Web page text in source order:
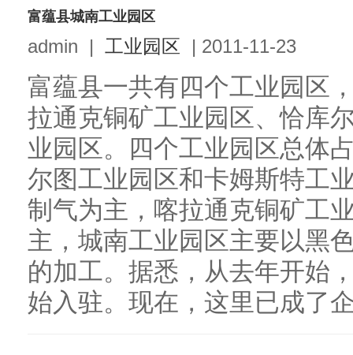
富蕴县城南工业园区
admin | 工业园区 | 2011-11-23
富蕴县一共有四个工业园区
拉通克铜矿工业园区、恰库
业园区。四个工业园区总体
尔图工业园区和卡姆斯特工
制气为主，喀拉通克铜矿工
主，城南工业园区主要以黑
的加工。据悉，从去年开始
始入驻。现在，这里已成了